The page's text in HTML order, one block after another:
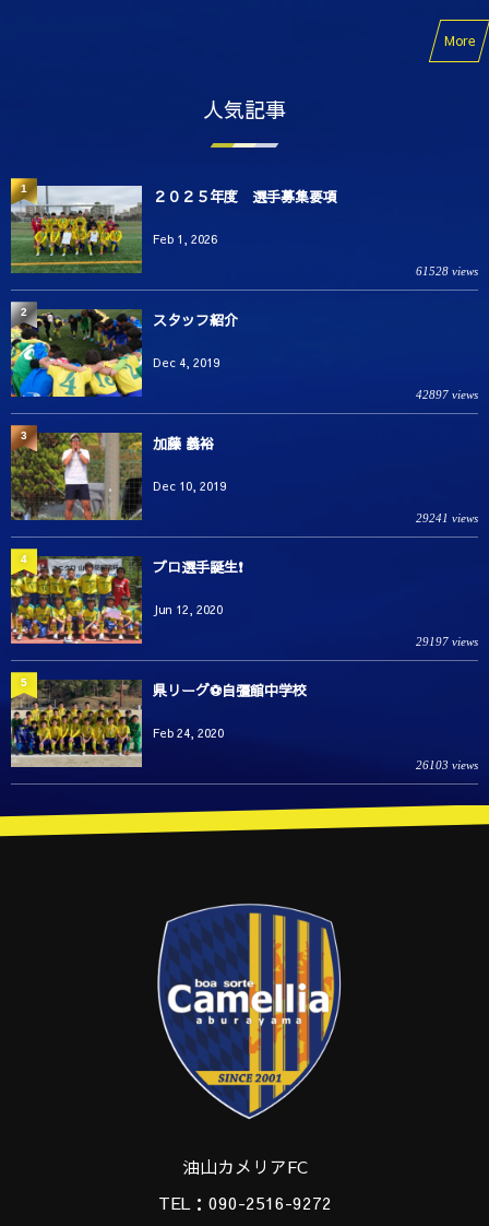
More
人気記事
２０２５年度 選手募集要項
Feb 1, 2026
61528 views
1
スタッフ紹介
Dec 4, 2019
42897 views
2
加藤 義裕
Dec 10, 2019
29241 views
3
プロ選手誕生❗️
Jun 12, 2020
29197 views
4
県リーグ⚽️自彊館中学校
Feb 24, 2020
26103 views
5
油山カメリアFC
TEL：090-2516-9272